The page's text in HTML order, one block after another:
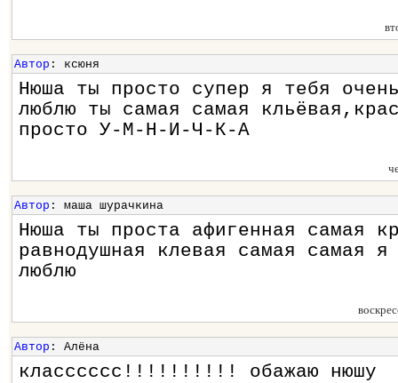
Автор : ксюня
Нюша ты просто супер я тебя
люблю ты самая самая
просто У-М-Н-И-Ч-К-А
Автор : маша шурачкина
Нюша ты проста афигенная самая
равнодушная клевая самая самая я
люблю
Автор : Алёна
класссссс!!!!!!!!!! обажаю нюшу